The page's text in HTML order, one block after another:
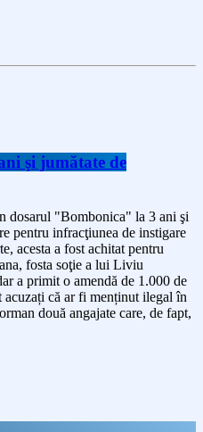
şi jumătate de
dosarul "Bombonica" la 3 ani şi
pentru infracţiunea de instigare
acesta a fost achitat pentru
fosta soţie a lui Liviu
a primit o amendă de 1.000 de
acuzați că ar fi menținut ilegal în
două angajate care, de fapt,